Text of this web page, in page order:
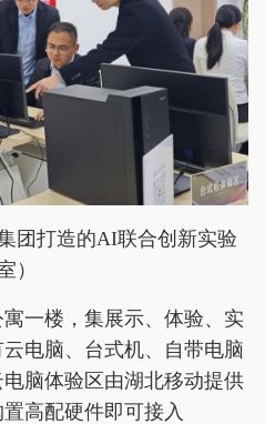
团打造的AI联合创新实验
）
一楼，集展示、体验、实
电脑、台式机、自带电脑
脑体验区由湖北移动提供
高配硬件即可接入